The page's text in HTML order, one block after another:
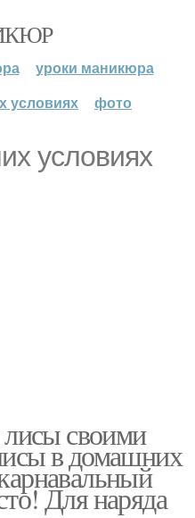
уроки маникюра
условиях
фото
условиях
лисы своими
в домашних
Для наряда